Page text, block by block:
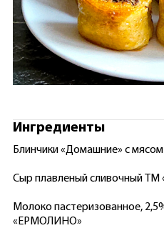
Ингредиенты
Блинчики «Домашние» с
Сыр плавленый сливочный
Молоко пастеризованное,
«ЕРМОЛИНО»